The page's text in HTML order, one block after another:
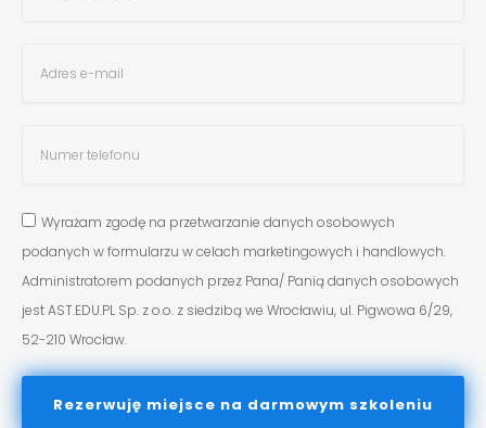
Wyrażam zgodę na przetwarzanie danych osobowych
podanych w formularzu w celach marketingowych i handlowych.
Administratorem podanych przez Pana/ Panią danych osobowych
jest AST.EDU.PL Sp. z o.o. z siedzibą we Wrocławiu, ul. Pigwowa 6/29,
52-210 Wrocław.
Rezerwuję miejsce na darmowym szkoleniu